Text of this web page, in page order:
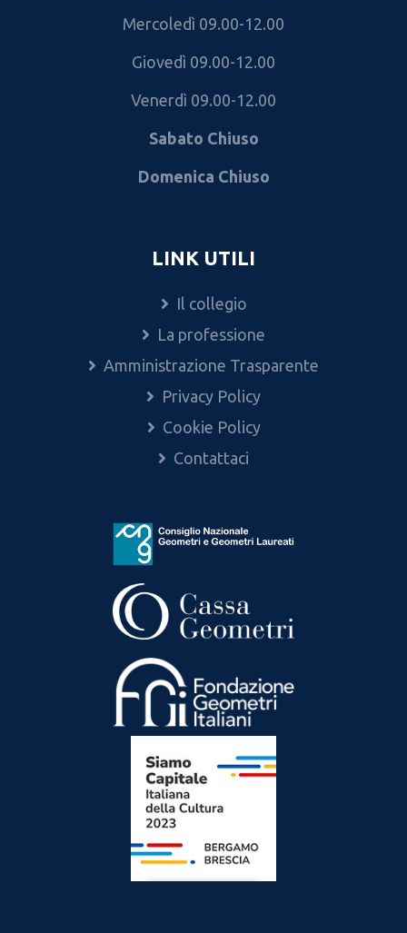
Mercoledì 09.00-12.00
Giovedì 09.00-12.00
Venerdì 09.00-12.00
Sabato Chiuso
Domenica Chiuso
LINK UTILI
Il collegio
La professione
Amministrazione Trasparente
Privacy Policy
Cookie Policy
Contattaci